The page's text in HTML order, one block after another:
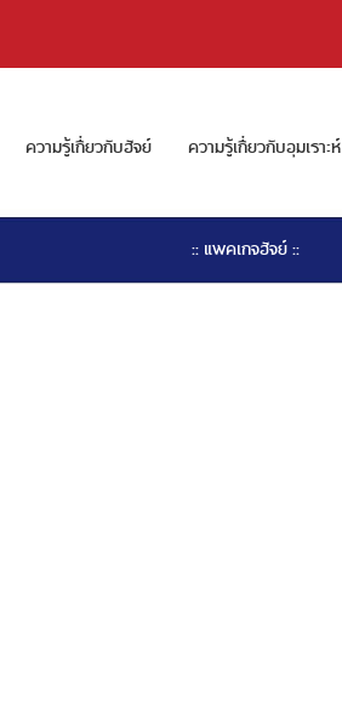
ความรู้เกี่ยวกับฮัจย์ ความรู้เกี่ยวกับอุมเราะห์
:: แพคเกจฮัจย์ ::